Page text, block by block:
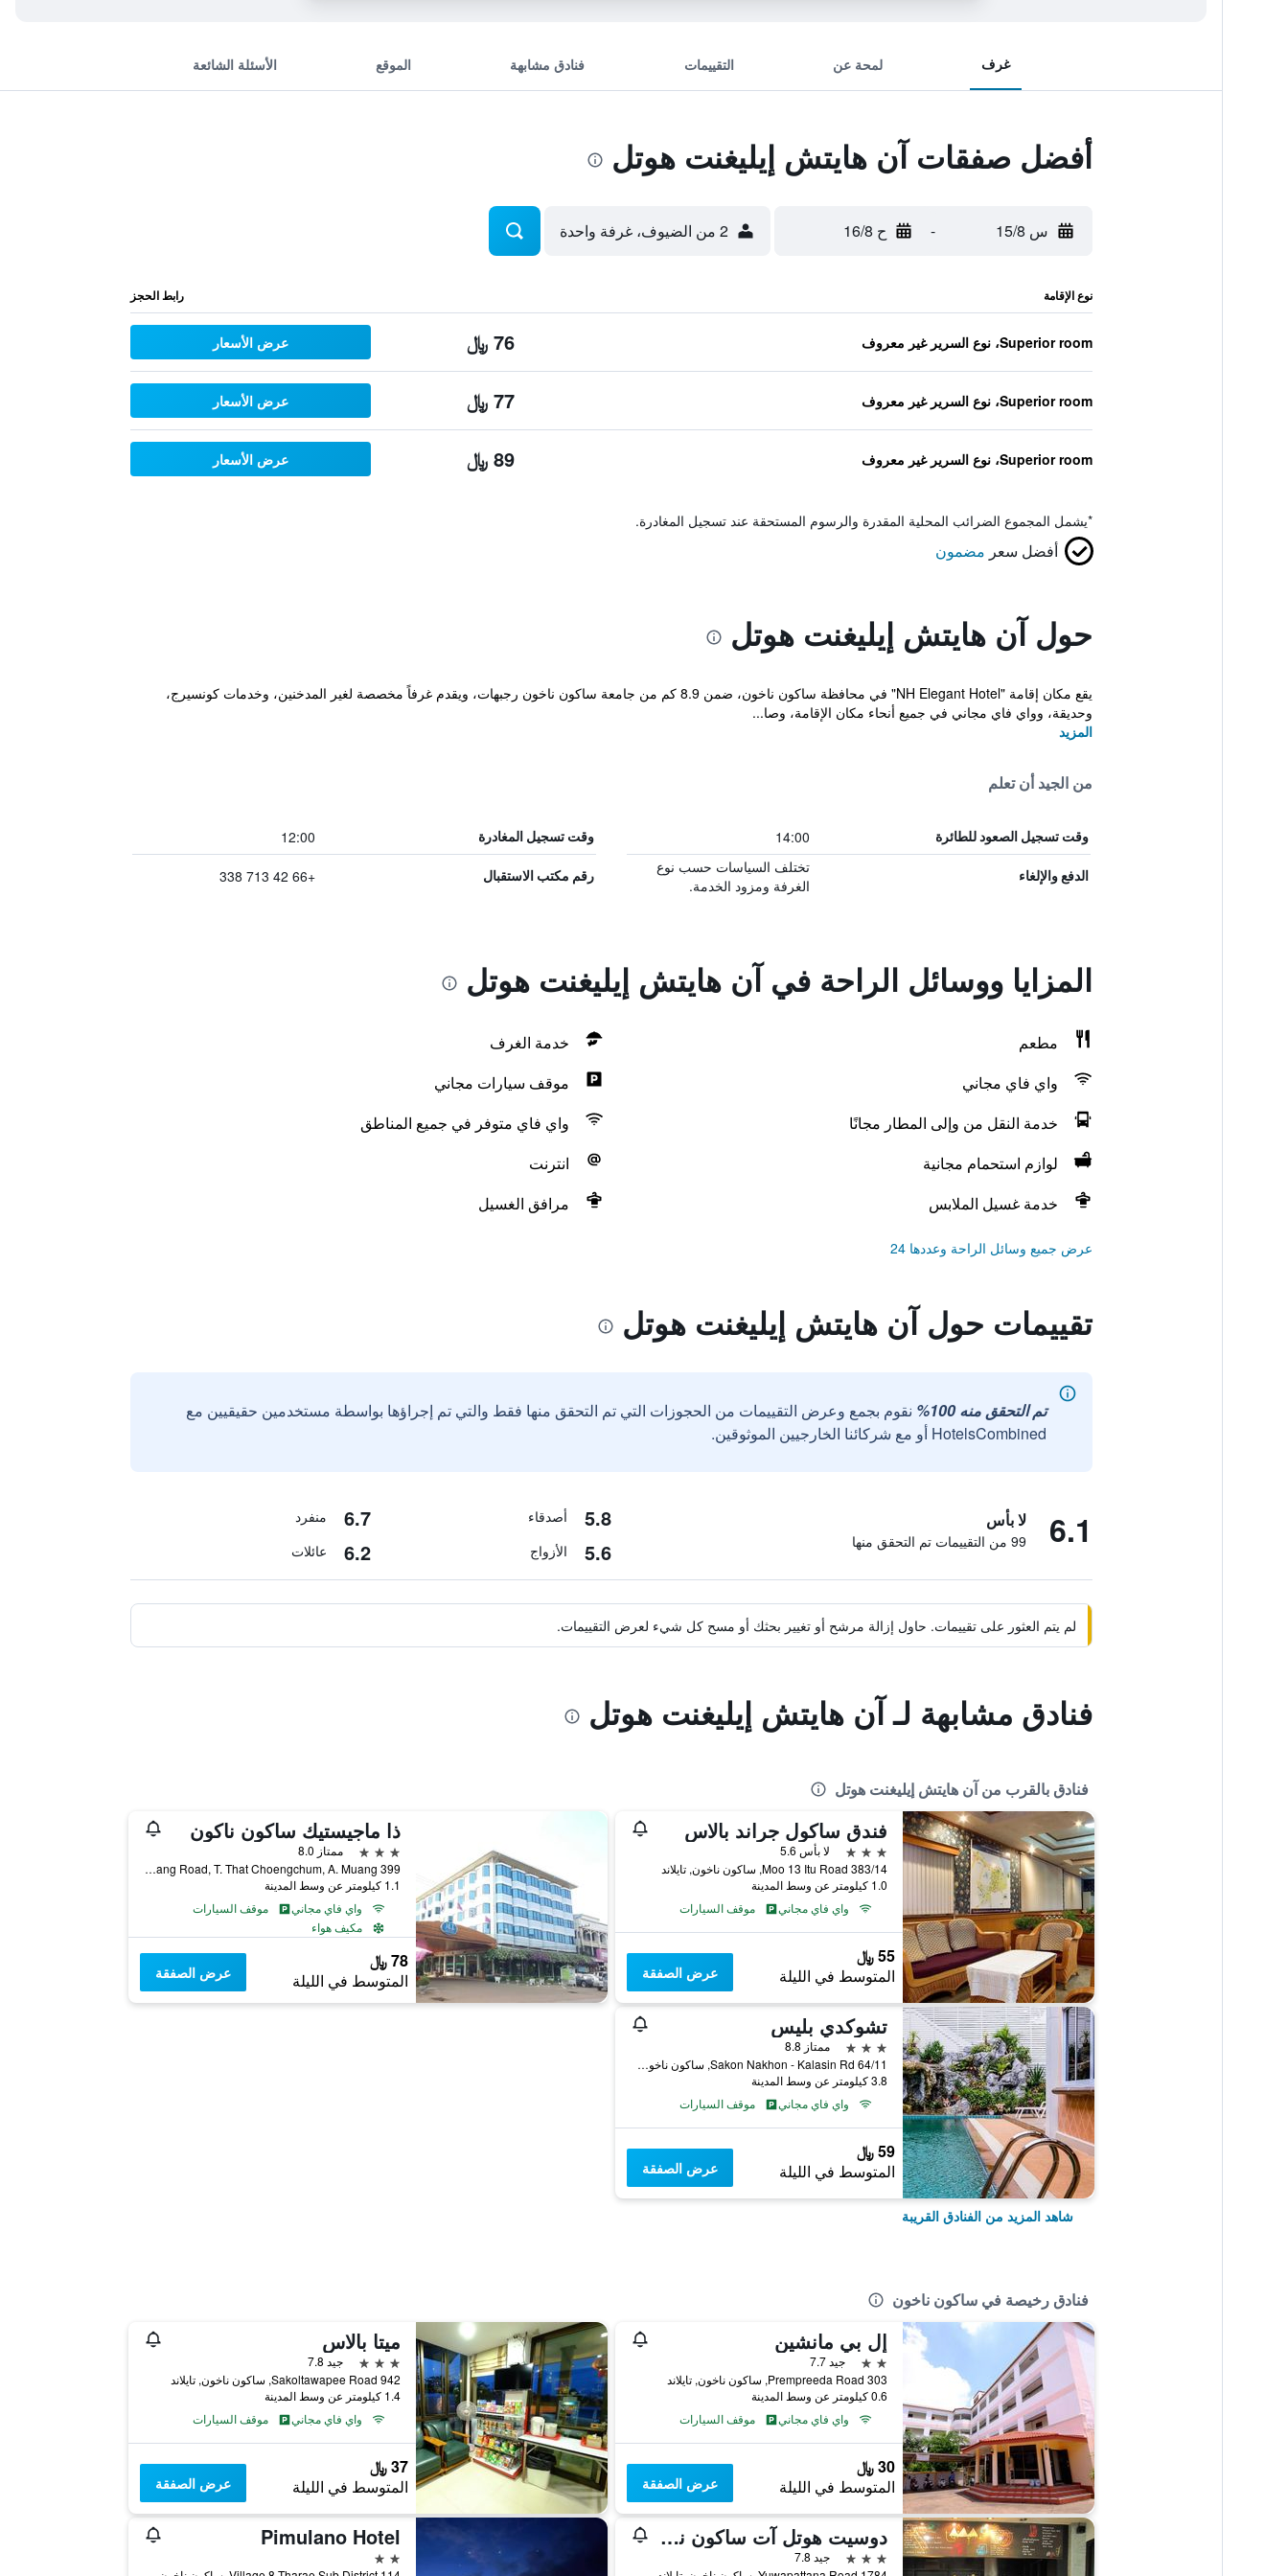
غرف لمحة عن التقييمات فنادق مشابهة الموقع الأسئلة الشائعة
أفضل صفقات آن هايتش إيليغنت هوتل
س 15/8 - ح 16/8 2 من الضيوف، غرفة واحدة
نوع الإقامة رابط الحجز
Superior room، نوع السرير غير معروف 76 ﷼ عرض الأسعار
Superior room، نوع السرير غير معروف 77 ﷼ عرض الأسعار
Superior room، نوع السرير غير معروف 89 ﷼ عرض الأسعار
*يشمل المجموع الضرائب المحلية المقدرة والرسوم المستحقة عند تسجيل المغادرة.
أفضل سعر مضمون
حول آن هايتش إيليغنت هوتل
يقع مكان إقامة "NH Elegant Hotel" في محافظة ساكون ناخون، ضمن 8.9 كم من جامعة ساكون ناخون رجبهات، ويقدم غرفاً مخصصة لغير المدخنين، وخدمات كونسيرج،
وحديقة، وواي فاي مجاني في جميع أنحاء مكان الإقامة، وصا...
المزيد
من الجيد أن تعلم
وقت تسجيل الصعود للطائرة 14:00 وقت تسجيل المغادرة 12:00
الدفع والإلغاء
تختلف السياسات حسب نوع
الغرفة ومزود الخدمة.
رقم مكتب الاستقبال +66 42 713 338
المزايا ووسائل الراحة في آن هايتش إيليغنت هوتل
مطعم
خدمة الغرف
واي فاي مجاني
موقف سيارات مجاني
خدمة النقل من وإلى المطار مجانًا
واي فاي متوفر في جميع المناطق
لوازم استحمام مجانية
انترنت
خدمة غسيل الملابس
مرافق الغسيل
عرض جميع وسائل الراحة وعددها 24
تقييمات حول آن هايتش إيليغنت هوتل
تم التحقق منه 100%
نقوم بجمع وعرض التقييمات من الحجوزات التي تم التحقق منها فقط والتي تم إجراؤها بواسطة مستخدمين حقيقيين مع
HotelsCombined أو مع شركائنا الخارجيين الموثوقين.
6.1 لا بأس
99 من التقييمات تم التحقق منها
5.8 أصدقاء 6.7 منفرد
5.6 الأزواج 6.2 عائلات
لم يتم العثور على تقييمات. حاول إزالة مرشح أو تغيير بحثك أو مسح كل شيء لعرض التقييمات.
فنادق مشابهة لـ آن هايتش إيليغنت هوتل
فنادق بالقرب من آن هايتش إيليغنت هوتل
فندق ساكول جراند بالاس
3 نجوم
لا بأس 5.6
383/14 Moo 13 Itu Road, ساكون ناخون, تايلاند
1.0 كيلومتر عن وسط المدينة
واي فاي مجاني
موقف السيارات
55 ﷼
المتوسط في الليلة عرض الصفقة
ذا ماجيستيك ساكون ناكون
3 نجوم
ممتاز 8.0
399 Moo 2 Koomuang Road, T. That Choengchum, A. Muang, ساكون ناخون, تايلاند
1.1 كيلومتر عن وسط المدينة
واي فاي مجاني
موقف السيارات
مكيف هواء
78 ﷼
المتوسط في الليلة عرض الصفقة
تشوكدي بليس
3 نجوم
ممتاز 8.8
64/11 Sakon Nakhon - Kalasin Rd, ساكون ناخون, تايلاند
3.8 كيلومتر عن وسط المدينة
واي فاي مجاني
موقف السيارات
59 ﷼
المتوسط في الليلة عرض الصفقة
شاهد المزيد من الفنادق القريبة
فنادق رخيصة في ساكون ناخون
إل بي مانشين
2 نجمتين
جيد 7.7
303 Prempreeda Road, ساكون ناخون, تايلاند
0.6 كيلومتر عن وسط المدينة
واي فاي مجاني
موقف السيارات
30 ﷼
المتوسط في الليلة عرض الصفقة
ميتا بالاس
3 نجوم
جيد 7.8
942 Sakoltawapee Road, ساكون ناخون, تايلاند
1.4 كيلومتر عن وسط المدينة
واي فاي مجاني
موقف السيارات
37 ﷼
المتوسط في الليلة عرض الصفقة
دوسيت هوتل آت ساكون ناكون
3 نجوم
جيد 7.8
Pimulano Hotel
2 نجمتين